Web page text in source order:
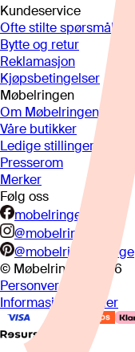
Kundeservice
Ofte stilte spørsmål
Bytte og retur
Reklamasjon
Kjøpsbetingelser
Møbelringen
Om Møbelringen
Våre butikker
Ledige stillinger
Presserom
Merker
Følg oss
mobelringen.no
@mobelringen
@mobelringennorge
© Møbelringen
2026
Personvern
Informasjonskapsler